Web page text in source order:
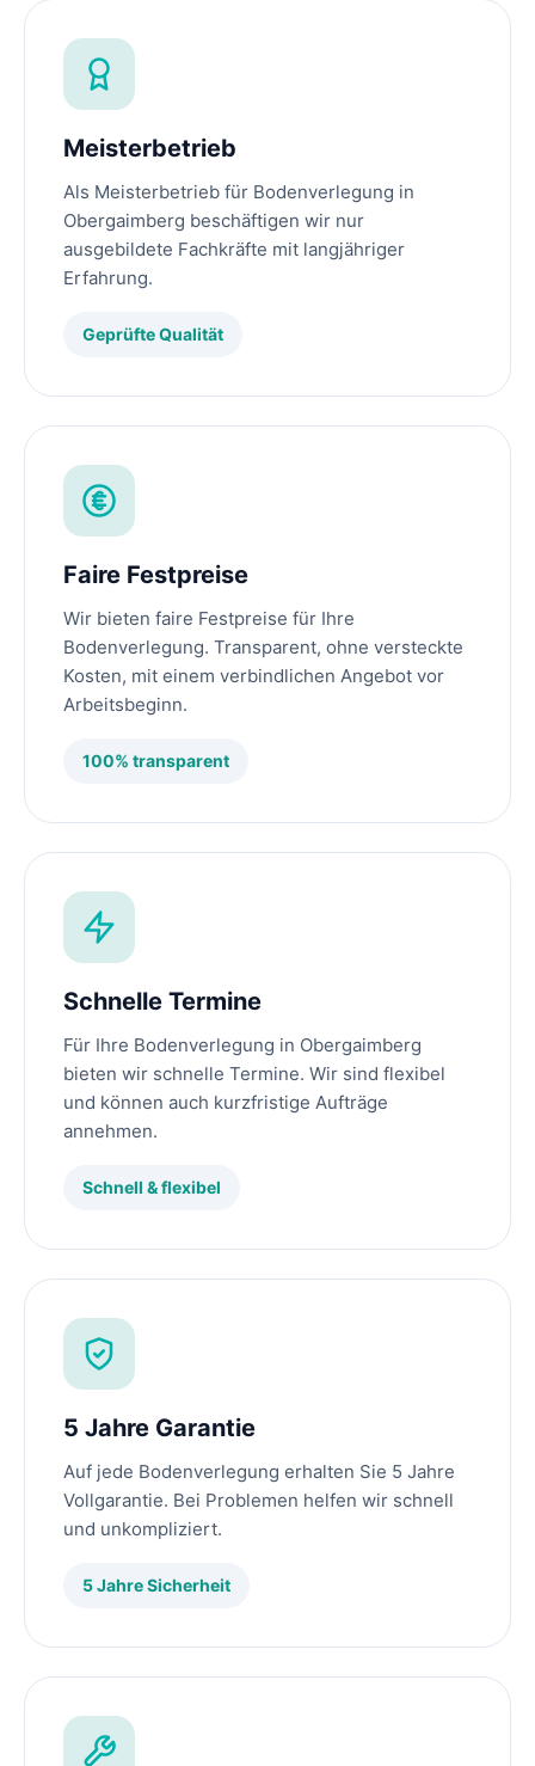
Meisterbetrieb
Als Meisterbetrieb für Bodenverlegung in
Obergaimberg beschäftigen wir nur
ausgebildete Fachkräfte mit langjähriger
Erfahrung.
Geprüfte Qualität
Faire Festpreise
Wir bieten faire Festpreise für Ihre
Bodenverlegung. Transparent, ohne versteckte
Kosten, mit einem verbindlichen Angebot vor
Arbeitsbeginn.
100% transparent
Schnelle Termine
Für Ihre Bodenverlegung in Obergaimberg
bieten wir schnelle Termine. Wir sind flexibel
und können auch kurzfristige Aufträge
annehmen.
Schnell & flexibel
5 Jahre Garantie
Auf jede Bodenverlegung erhalten Sie 5 Jahre
Vollgarantie. Bei Problemen helfen wir schnell
und unkompliziert.
5 Jahre Sicherheit